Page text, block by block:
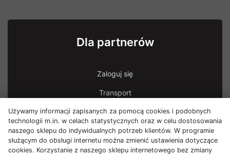
Dla partnerów
Zaloguj się
Transport
Transport - uszkodzona przesyłka
Używamy informacji zapisanych za pomocą cookies i podobnych
technologii m.in. w celach statystycznych oraz w celu dostosowania
naszego sklepu do indywidualnych potrzeb klientów. W programie
służącym do obsługi internetu można zmienić ustawienia dotyczące
cookies. Korzystanie z naszego sklepu internetowego bez zmiany